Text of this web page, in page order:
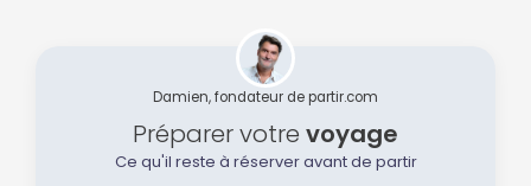
Damien, fondateur de partir.com
Préparer votre voyage
Ce qu'il reste à réserver avant de partir